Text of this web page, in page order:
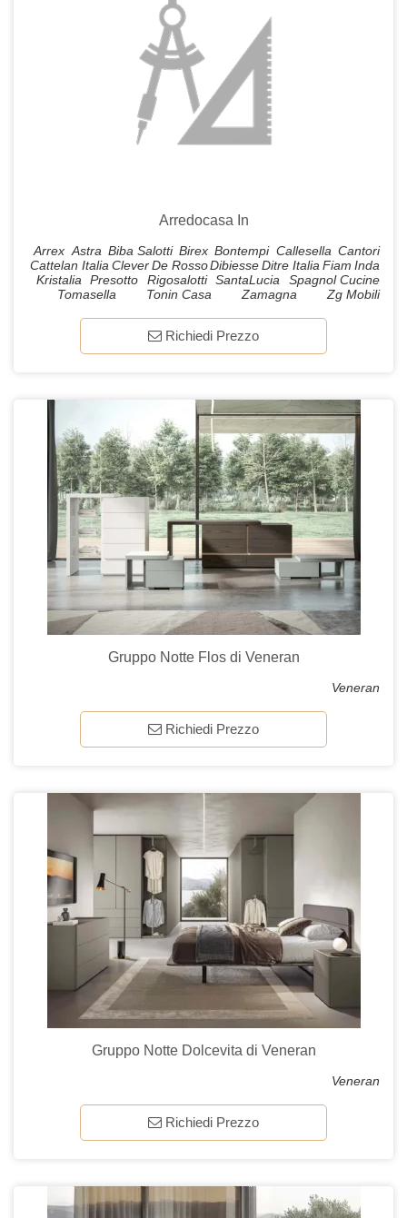
Arredocasa In
Arrex Astra Biba Salotti Birex Bontempi Callesella Cantori
Cattelan ItaliaClever De RossoDibiesse Ditre ItaliaFiam Inda
Kristalia Presotto Rigosalotti SantaLucia
Spagnol Cucine
Tomasella
Tonin Casa Zamagna Zg Mobili
Richiedi Prezzo
Gruppo Notte Flos di Veneran
Veneran
Richiedi Prezzo
Gruppo Notte Dolcevita di Veneran
Veneran
Richiedi Prezzo